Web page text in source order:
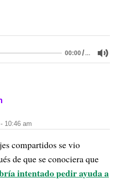
00:00/…
10:46 am
compartidos se vio
de que se conociera que
intentado pedir ayuda a